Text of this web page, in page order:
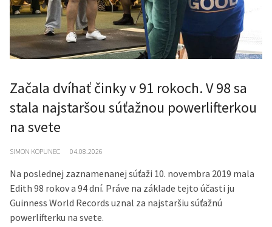
Začala dvíhať činky v 91 rokoch. V 98 sa
stala najstaršou súťažnou powerlifterkou
na svete
SIMON KOPUNEC 04.08.2026
Na poslednej zaznamenanej súťaži 10. novembra 2019 mala
Edith 98 rokov a 94 dní. Práve na základe tejto účasti ju
Guinness World Records uznal za najstaršiu súťažnú
powerlifterku na svete.